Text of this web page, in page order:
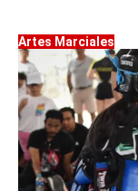
Artes Marciales